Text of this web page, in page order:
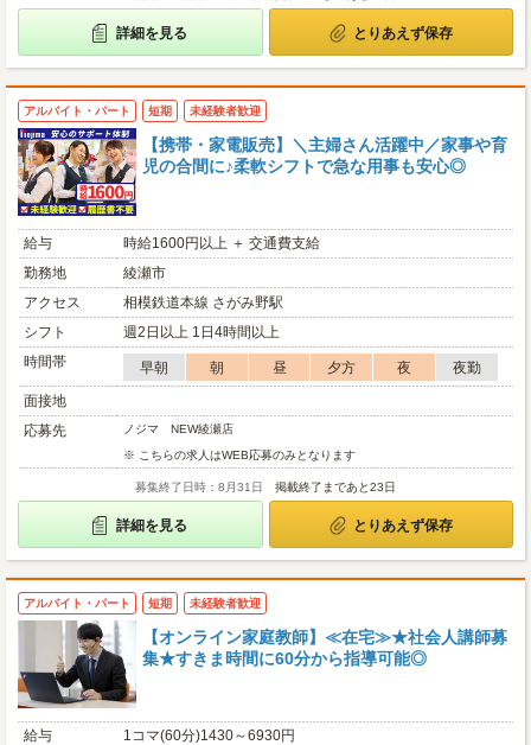
詳細を見る とりあえず保存
アルバイト・パート 短期 未経験者歓迎
【携帯・家電販売】＼主婦さん活躍中／家事や育
児の合間に♪柔軟シフトで急な用事も安心◎
給与
時給1600円以上 ＋ 交通費支給
勤務地
綾瀬市
アクセス
相模鉄道本線 さがみ野駅
シフト
週2日以上 1日4時間以上
時間帯
早朝 朝 昼 夕方 夜
夜勤
面接地
応募先
ノジマ NEW綾瀬店
※ こちらの求人はWEB応募のみとなります
募集終了日時：8月31日 掲載終了まであと23日
詳細を見る とりあえず保存
アルバイト・パート 短期 未経験者歓迎
【オンライン家庭教師】≪在宅≫★社会人講師募
集★すきま時間に60分から指導可能◎
給与
1コマ(60分)1430～6930円